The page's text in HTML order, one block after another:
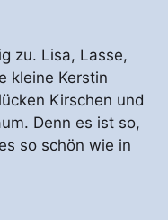
zu. Lisa, Lasse,
kleine Kerstin
Kirschen und
Denn es ist so,
so schön wie in